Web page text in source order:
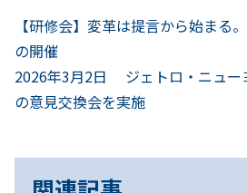
投
稿
ナ
ゲ
前
へ
【研修会】変革は提言から始まる
の開催
次
へ
2026年3月2日 ジェトロ・ニュー
の意見交換会を実施